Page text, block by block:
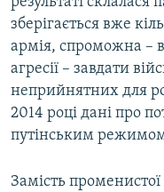
зберігається вже
армія, спроможна – в
агресії – завдати
неприйнятних для
2014 році дані про
путінським
Замість